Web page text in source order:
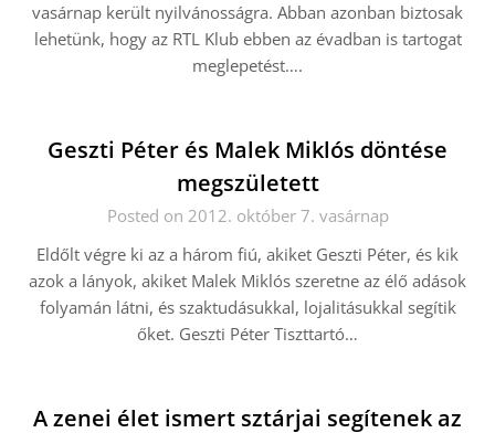
vasárnap került nyilvánosságra. Abban azonban biztosak
lehetünk, hogy az RTL Klub ebben az évadban is tartogat
meglepetést….
Geszti Péter és Malek Miklós döntése
megszületett
Posted on 2012. október 7. vasárnap
Eldőlt végre ki az a három fiú, akiket Geszti Péter, és kik
azok a lányok, akiket Malek Miklós szeretne az élő adások
folyamán látni, és szaktudásukkal, lojalitásukkal segítik
őket. Geszti Péter Tiszttartó…
A zenei élet ismert sztárjai segítenek az